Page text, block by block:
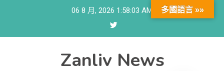
06 8 月, 2026 1:58:05 AM
Zanliv News
多國語言 »»